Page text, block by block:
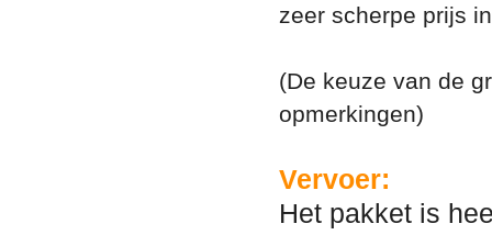
zeer scherpe prijs
(De keuze van de
opmerkingen)
Vervoer:
Het pakket is